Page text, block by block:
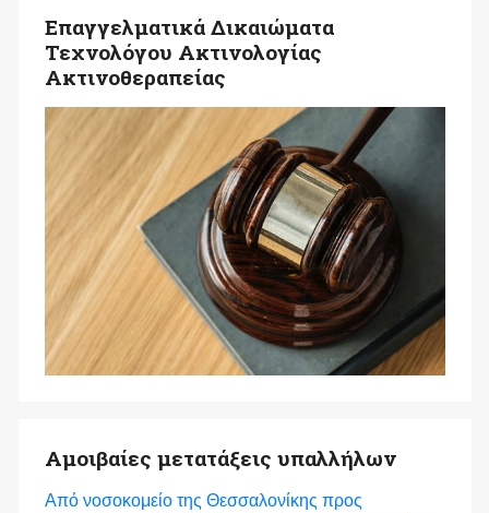
Επαγγελματικά Δικαιώματα
Τεχνολόγου Ακτινολογίας
Ακτινοθεραπείας
Αμοιβαίες μετατάξεις υπαλλήλων
Από νοσοκομείο της Θεσσαλονίκης προς